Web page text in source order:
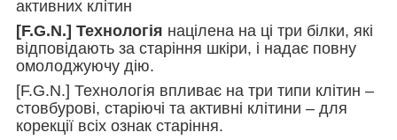
активних клітин
[F.G.N.] Технологія націлена на ці три білки, які
відповідають за старіння шкіри, і надає повну
омолоджуючу дію.
[F.G.N.] Технологія впливає на три типи клітин –
стовбурові, старіючі та активні клітини – для
корекції всіх ознак старіння.